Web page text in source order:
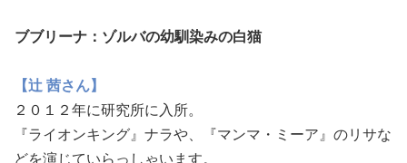
ブブリーナ：ゾルバの幼馴染みの白猫
【辻 茜さん】
２０１２年に研究所に入所。
『ライオンキング』ナラや、『マンマ・ミーア』 のリサな
どを演じていらっしゃいます。